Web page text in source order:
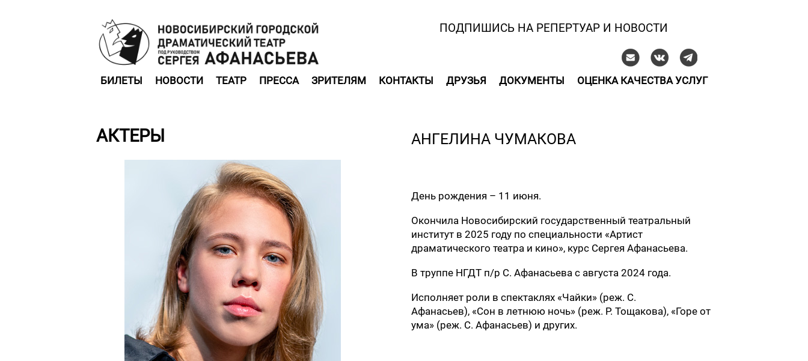
ПОДПИШИСЬ НА РЕПЕРТУАР И НОВОСТИ
БИЛЕТЫ НОВОСТИ ТЕАТР ПРЕССА ЗРИТЕЛЯМ КОНТАКТЫ ДРУЗЬЯ ДОКУМЕНТЫ ОЦЕНКА КАЧЕСТВА УСЛУГ
АНГЕЛИНА ЧУМАКОВА
АКТЕРЫ
День рождения – 11 июня.
Окончила Новосибирский государственный театральный
институт в 2025 году по специальности «Артист
драматического театра и кино», курс Сергея Афанасьева.
В труппе НГДТ п/р С. Афанасьева с августа 2024 года.
Исполняет роли в спектаклях «Чайки» (реж. С.
Афанасьев), «Сон в летнюю ночь» (реж. Р. Тощакова), «Горе от
ума» (реж. С. Афанасьев) и других.